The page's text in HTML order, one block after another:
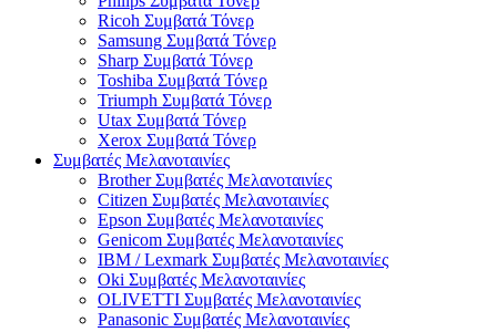
Ricoh Συμβατά Τόνερ
Samsung Συμβατά Τόνερ
Sharp Συμβατά Τόνερ
Toshiba Συμβατά Τόνερ
Triumph Συμβατά Τόνερ
Utax Συμβατά Τόνερ
Xerox Συμβατά Τόνερ
Συμβατές Μελανοταινίες
Brother Συμβατές Μελανοταινίες
Citizen Συμβατές Μελανοταινίες
Epson Συμβατές Μελανοταινίες
Genicom Συμβατές Μελανοταινίες
IBM / Lexmark Συμβατές Μελανοταινίες
Oki Συμβατές Μελανοταινίες
OLIVETTI Συμβατές Μελανοταινίες
Panasonic Συμβατές Μελανοταινίες